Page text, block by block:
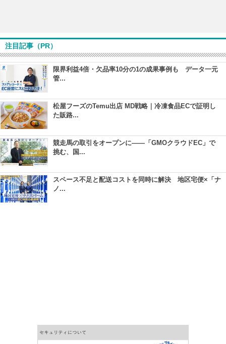
注目記事（PR）
限界利益4倍・欠品率10分の1の成果事例も データ一元
管...
松屋フーズのTemu出店 MD戦略｜冷凍食品ECで証明し
た販路...
競走馬の取引をオープンに――「GMOクラウドEC」で
挑む、国...
スペース不足と配送コストを同時に解決 地区宅便×「ナ
ノ...